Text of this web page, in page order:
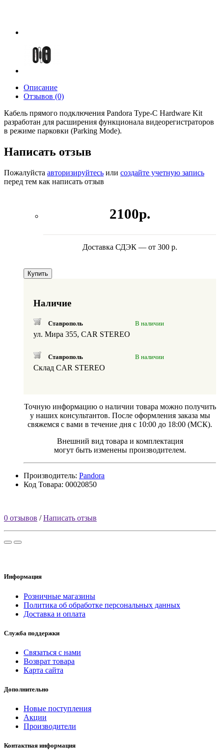
Описание
Отзывов (0)
Кабель прямого подключения Pandora Type-C Hardware Kit
разработан для расширения функционала видеорегистраторов
в режиме парковки (Parking Mode).
Написать отзыв
Пожалуйста авторизируйтесь или создайте учетную запись
перед тем как написать отзыв
2100р.
Доставка СДЭК — от 300 р.
Купить
Наличие
Ставрополь В наличии
ул. Мира 355, CAR STEREO
Ставрополь В наличии
Склад CAR STEREO
Точную информацию о наличии товара можно получить
у наших консультантов. После оформления заказа мы
свяжемся с вами в течение дня с 10:00 до 18:00 (МСК).
Внешний вид товара и комплектация
могут быть изменены производителем.
Производитель: Pandora
Код Товара: 00020850
0 отзывов /Написать отзыв
Информация
Розничные магазины
Политика об обработке персональных данных
Доставка и оплата
Служба поддержки
Связаться с нами
Возврат товара
Карта сайта
Дополнительно
Новые поступления
Акции
Производители
Контактная информация